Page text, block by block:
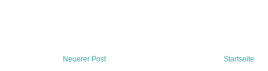
Neuerer Post Startseite